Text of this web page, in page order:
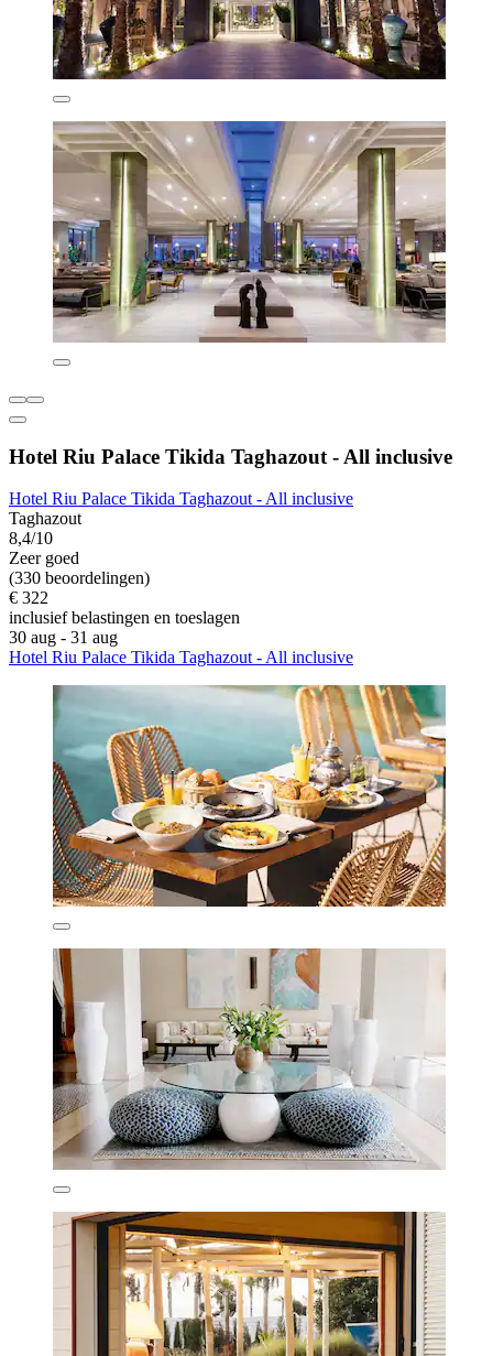
Hotel Riu Palace Tikida Taghazout - All inclusive
Hotel Riu Palace Tikida Taghazout - All inclusive
Taghazout
8,4/10
Zeer goed
(330 beoordelingen)
€ 322
inclusief belastingen en toeslagen
30 aug - 31 aug
Hotel Riu Palace Tikida Taghazout - All inclusive